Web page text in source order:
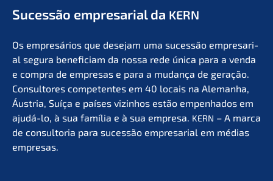
Suces­são empre­sa­ri­al da KERN
Os empresá­ri­os que desejam uma suces­são empre­sa­ri­
al segura benefi­ci­am da nossa rede única para a venda
e compra de empre­sas e para a mudan­ça de geração.
Consul­to­res compe­ten­tes em 40 locais na Aleman­ha,
Áustria, Suíça e países vizin­hos estão empen­ha­dos em
ajudá-lo, à sua família e à sua empre­sa. KERN – A marca
de consult­oria para suces­são empre­sa­ri­al em médias
empresas.